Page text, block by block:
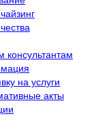
консультантам
на услуги
акты